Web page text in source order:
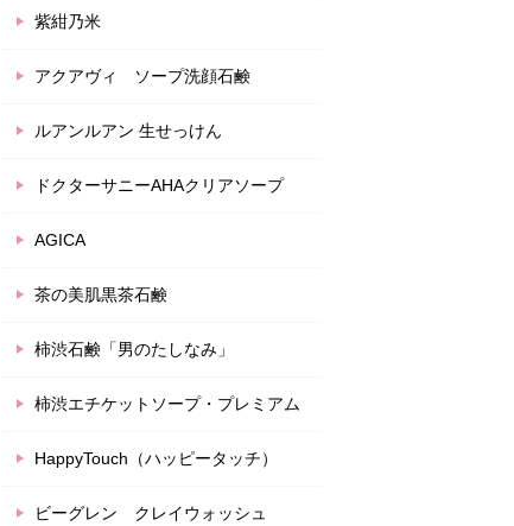
紫紺乃米
アクアヴィ ソープ洗顔石鹸
ルアンルアン 生せっけん
ドクターサニーAHAクリアソープ
AGICA
茶の美肌黒茶石鹸
柿渋石鹸「男のたしなみ」
柿渋エチケットソープ・プレミアム
HappyTouch（ハッピータッチ）
ビーグレン クレイウォッシュ